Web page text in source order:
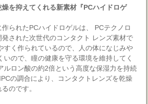
を抑えてくれる新素材『PCハイドロゲ
られたPCハイドロゲルは、 PCテクノロ
された次世代のコンタクト レンズ素材で
すく作られているので、人の体になじみや
いので、瞳の健康を守る環境を維持してく
ルロン酸の約2倍という高度な保湿力を持続
の調合により、コンタクトレンズを乾燥
のです。